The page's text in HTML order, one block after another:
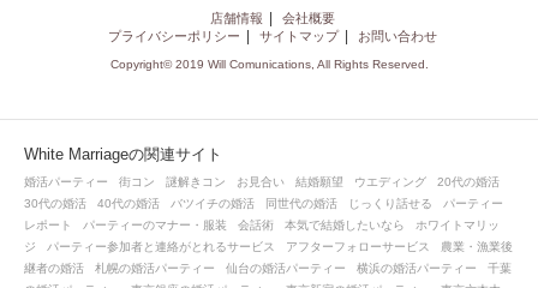
店舗情報
会社概要
プライバシーポリシー
サイトマップ お問い合わせ
Copyright© 2019 Will Comunications, All Rights Reserved.
White Marriageの関連サイト
婚活パーティー 街コン 謎解きコン お見合い 結婚願望 ウエディング
20代の婚活
30代の婚活
40代の婚活 バツイチの婚活 同世代の婚活 じっくり話せる
パーティー
レポート
パーティーのマナー・服装 会話術 本気で結婚したいなら
ホワイトマリッ
ジ
パーティー参加者と連絡がとれるサービス アフターフォローサービス
農業・漁業後
継者の婚活
札幌の婚活パーティー 仙台の婚活パーティー 横浜の婚活パーティー
千葉